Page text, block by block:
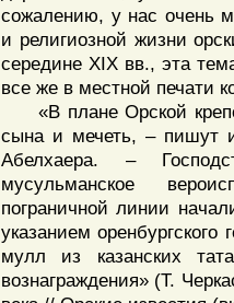
сожалению, у нас очень
и религиозной жизни
середине XIX вв., эта
все же в местной печати
«В плане Орской
сына и мечеть, – пишут
Абелхаера. –
мусульманское
пограничной линии
указанием оренбургского
мулл из казанских
вознаграждения» (Т.